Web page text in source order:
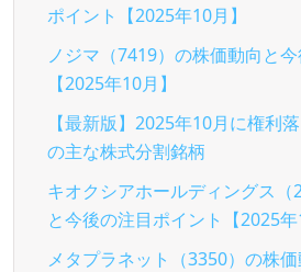
ポイント【2025年10月】
ノジマ（7419）の株価動向と
【2025年10月】
【最新版】2025年10月に権利
の主な株式分割銘柄
キオクシアホールディングス（
と今後の注目ポイント【2025年
メタプラネット（3350）の株